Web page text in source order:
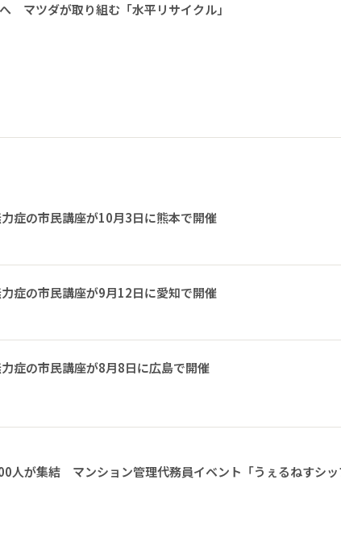
マツダが取り組む「水平リサイクル」
症の市民講座が10月3日に熊本で開催
症の市民講座が9月12日に愛知で開催
症の市民講座が8月8日に広島で開催
人が集結 マンション管理代務員イベント「うぇるねすシッ